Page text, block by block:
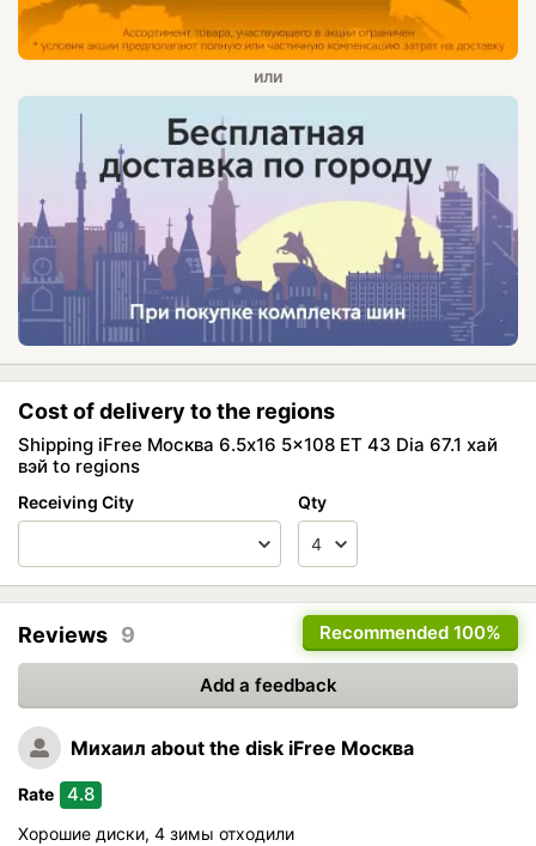
Cost of delivery to the regions
Shipping iFree Москва 6.5x16 5x108 ET 43 Dia 67.1 хай
вэй to regions
Receiving City Qty
Recommended 100%
Reviews 9
Add a feedback
Михаил about the disk iFree Москва
Rate 4.8
Хорошие диски, 4 зимы отходили